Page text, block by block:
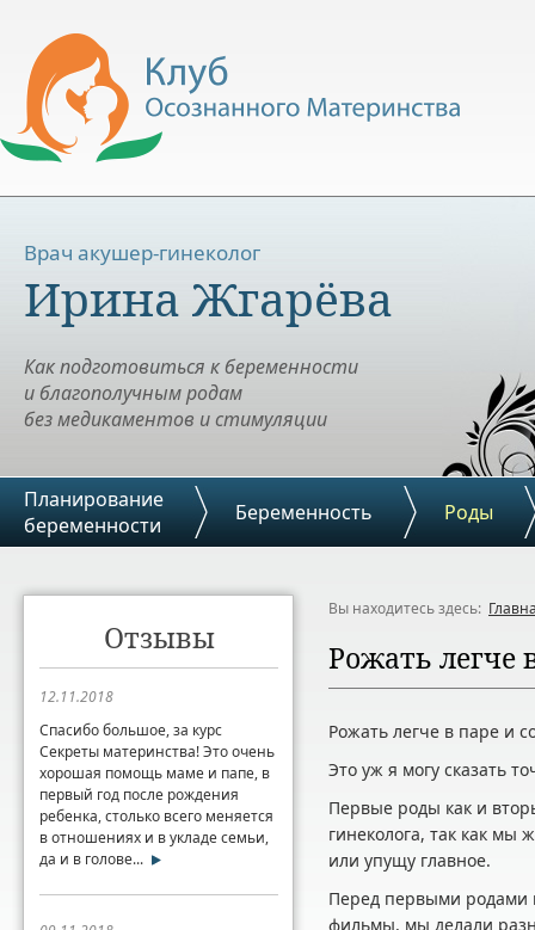
Врач акушер-гинеколог
Ирина Жгарёва
Как подготовиться к беременности
и благополучным родам
без медикаментов и стимуляции
Планирование
беременности
Беременность Роды
Отзывы
12.11.2018
Спасибо большое, за курс
Секреты материнства! Это очень
хорошая помощь маме и папе, в
первый год после рождения
ребенка, столько всего меняется
в отношениях и в укладе семьи,
да и в голове...
Вы находитесь здесь:
Рожать легче
Рожать легче в паре и
Это уж я могу сказать
Первые роды как и
гинеколога, так как мы
или упущу главное.
Перед первыми родами
фильмы, мы делали